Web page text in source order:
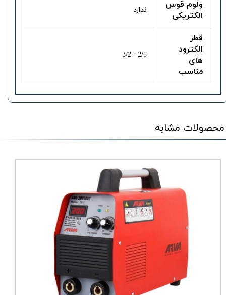
ولوم قوس
الکتریکی
ندارد
قطر
الکترود
های
مناسب
2/5 - 3/2
محصولات مشابه